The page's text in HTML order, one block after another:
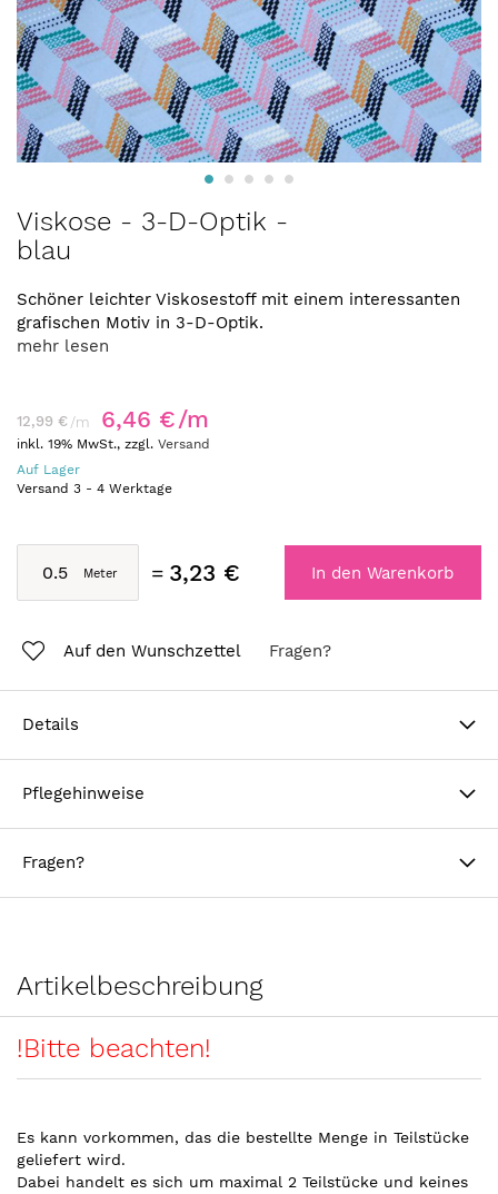
Anfang
der
springen
Viskose - 3-D-Optik -
blau
Schöner leichter Viskosestoff mit einem interessanten
grafischen Motiv in 3-D-Optik.
mehr lesen
12,99 € /m 6,46 €/m
inkl. 19% MwSt., zzgl. Versand
Auf Lager
Versand 3 - 4 Werktage
3,23 € In den Warenkorb
Auf den Wunschzettel Fragen?
Details
Pflegehinweise
Fragen?
Artikelbeschreibung
!Bitte beachten!
Es kann vorkommen, das die bestellte Menge in Teilstücke
geliefert wird.
Dabei handelt es sich um maximal 2 Teilstücke und keines